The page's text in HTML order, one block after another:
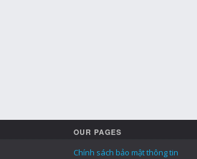
OUR PAGES
Chính sách bảo mật thông tin